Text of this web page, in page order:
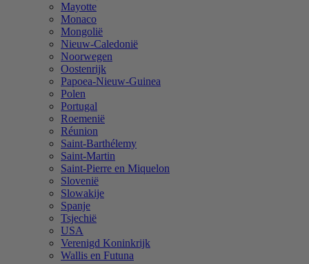
Mayotte
Monaco
Mongolië
Nieuw-Caledonië
Noorwegen
Oostenrijk
Papoea-Nieuw-Guinea
Polen
Portugal
Roemenië
Réunion
Saint-Barthélemy
Saint-Martin
Saint-Pierre en Miquelon
Slovenië
Slowakije
Spanje
Tsjechië
USA
Verenigd Koninkrijk
Wallis en Futuna